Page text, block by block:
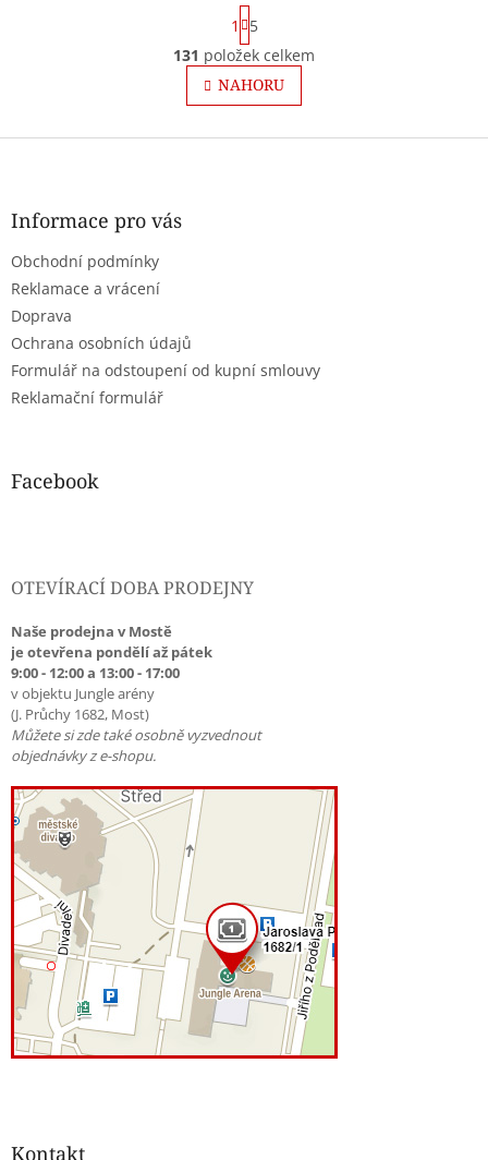
O
v
l
d
p
S
t
r
á
n
k
v
1
5
131 položek celkem
NAHORU
Z
Informace pro vás
Obchodní podmínky
Reklamace a vrácení
Doprava
Ochrana osobních údajů
Formulář na odstoupení od kupní smlouvy
Reklamační formulář
Facebook
OTEVÍRACÍ DOBA PRODEJNY
Naše prodejna v Mostě
je otevřena pondělí až pátek
9:00 - 12:00 a 13:00 - 17:00
v objektu Jungle arény
(J. Průchy 1682, Most)
Můžete si zde také osobně vyzvednout
objednávky z e-shopu.
Kontakt